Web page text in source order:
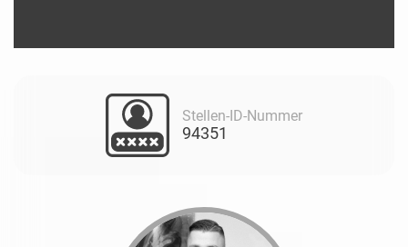
Stellen-ID-Nummer
94351